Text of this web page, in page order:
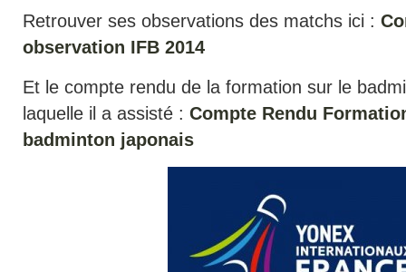
Retrouver ses observations des matchs ici :
observation IFB 2014
Et le compte rendu de la formation sur le
laquelle il a assisté : Compte Rendu
badminton japonais